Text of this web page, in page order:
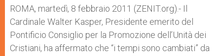
p
p
g
e
r
o
k
r
ROMA, martedì, 8 febbraio 2011 (ZENIT.org).- Il
Cardinale Walter Kasper, Presidente emerito del
Pontificio Consiglio per la Promozione dell’Unità dei
Cristiani, ha affermato che “i tempi sono cambiati” da